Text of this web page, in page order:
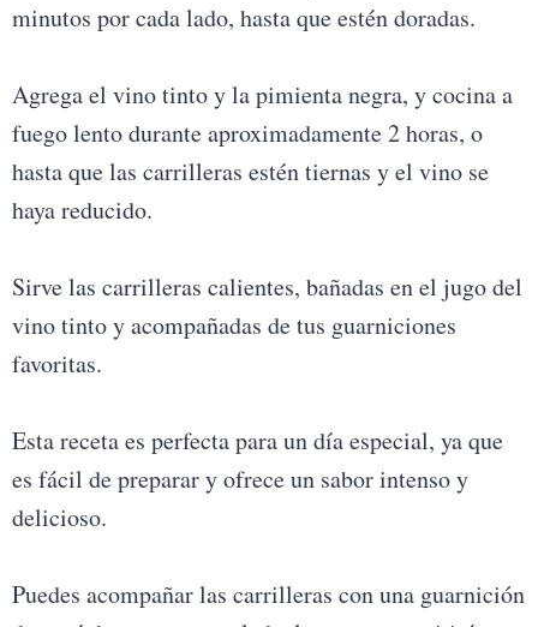
minutos por cada lado, hasta que estén doradas.
Agrega el vino tinto y la pimienta negra, y cocina a
fuego lento durante aproximadamente 2 horas, o
hasta que las carrilleras estén tiernas y el vino se
haya reducido.
Sirve las carrilleras calientes, bañadas en el jugo del
vino tinto y acompañadas de tus guarniciones
favoritas.
Esta receta es perfecta para un día especial, ya que
es fácil de preparar y ofrece un sabor intenso y
delicioso.
Puedes acompañar las carrilleras con una guarnición